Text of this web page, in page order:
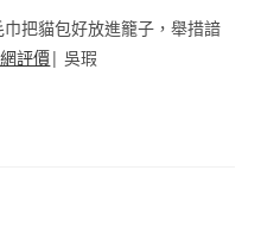
巾把貓包好放進籠子，舉措諳
評價| 吳瑕